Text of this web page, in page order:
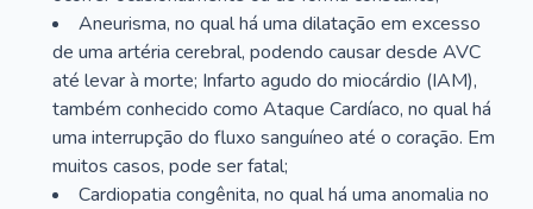
Aneurisma, no qual há uma dilatação em excesso
de uma artéria cerebral, podendo causar desde AVC
até levar à morte; Infarto agudo do miocárdio (IAM),
também conhecido como Ataque Cardíaco, no qual há
uma interrupção do fluxo sanguíneo até o coração. Em
muitos casos, pode ser fatal;
Cardiopatia congênita, no qual há uma anomalia no